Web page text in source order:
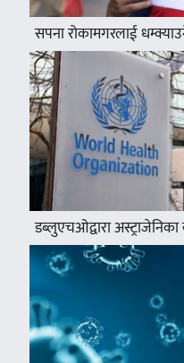
सपना रोकामगरलाई
डब्लुएचओद्वारा